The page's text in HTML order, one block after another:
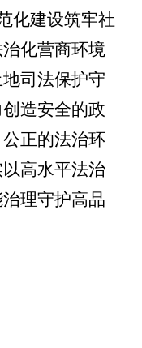
化建设筑牢社
化营商环境
司法保护守
造安全的政
正的法治环
高水平法治
理守护高品